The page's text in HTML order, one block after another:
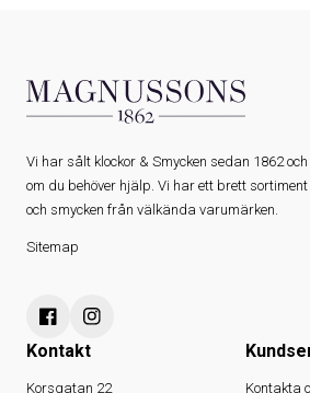
Vi har sålt klockor & Smycken sedan 1862
om du behöver hjälp. Vi har ett brett sortiment
och smycken från välkända varumärken.
Sitemap
Kontakt
Korsgatan 22 Kontakta